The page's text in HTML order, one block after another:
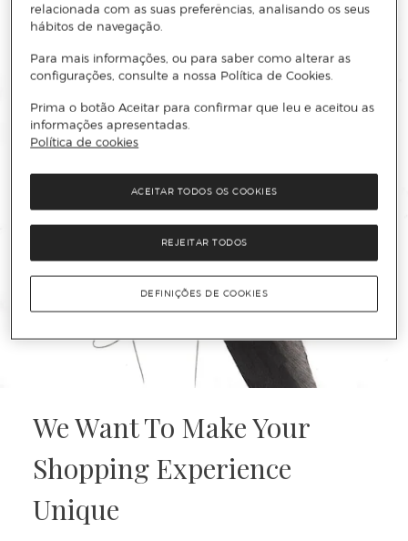
We Want To Make Your
Shopping Experience
Unique
relacionada com as suas preferências, analisando os seus
hábitos de navegação.
Para mais informações, ou para saber como alterar as
configurações, consulte a nossa Política de Cookies.
Prima o botão Aceitar para confirmar que leu e aceitou as
informações apresentadas.
Política de cookies
REJEITAR TODOS
ACEITAR TODOS OS COOKIES
DEFINIÇÕES DE COOKIES